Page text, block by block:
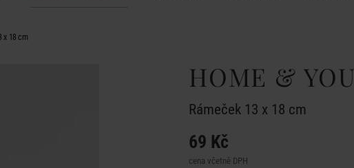
x 18 cm
HOME & YOU
Rámeček 13 x 18 cm
69 Kč
cena včetně DPH